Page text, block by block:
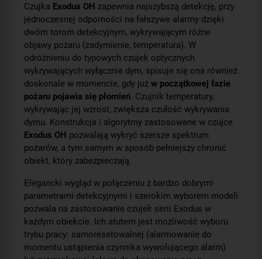
Czujka Exodus OH zapewnia najszybszą detekcję, przy
jednoczesnej odporności na fałszywe alarmy dzięki
dwóm torom detekcyjnym, wykrywającym różne
objawy pożaru (zadymienie, temperatura). W
odróżnieniu do typowych czujek optycznych
wykrywających wyłącznie dym, spisuje się ona również
doskonale w momencie, gdy już w początkowej fazie
pożaru pojawia się płomień. Czujnik temperatury,
wykrywając jej wzrost, zwiększa czułość wykrywania
dymu. Konstrukcja i algorytmy zastosowane w czujce
Exodus OH pozwalają wykryć szersze spektrum
pożarów, a tym samym w sposób pełniejszy chronić
obiekt, który zabezpieczają.
Elegancki wygląd w połączeniu z bardzo dobrymi
parametrami detekcyjnymi i szerokim wyborem modeli
pozwala na zastosowanie czujek serii Exodus w
każdym obiekcie. Ich atutem jest możliwość wyboru
trybu pracy: samoresetowalnej (alarmowanie do
momentu ustąpienia czynnika wywołującego alarm)